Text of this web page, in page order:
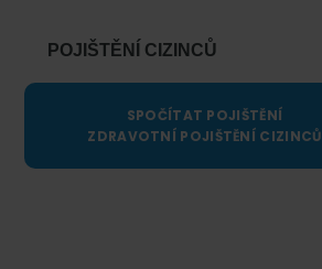
POJIŠTĚNÍ CIZINCŮ
SPOČÍTAT POJIŠTĚNÍ
ZDRAVOTNÍ POJIŠTĚNÍ CIZINCŮ